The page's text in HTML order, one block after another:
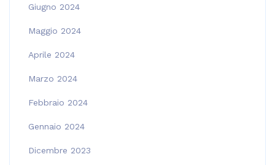
Giugno 2024
Maggio 2024
Aprile 2024
Marzo 2024
Febbraio 2024
Gennaio 2024
Dicembre 2023